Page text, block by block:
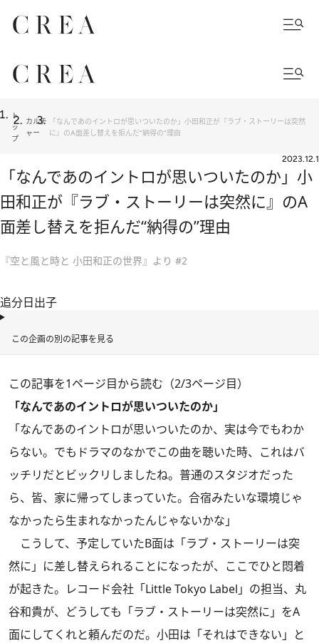
ト
ッ
プ
カルチ
ャー
「なんであのイントロが思いついたのか」小田和正が『ラブ・ストーリーは突然
に』のA面差し替えを拒んだ“納得の”理由
2023.12.1
「なんであのイントロが思いついたのか」小
田和正が『ラブ・ストーリーは突然に』のA
面差し替えを拒んだ“納得の”理由
『空と風と時と 小田和正の世界』より #2
追分日出子
この企画の別の記事を見る
この記事を1ページ目から読む（2/3ページ目）
「なんであのイントロが思いついたのか」
「なんであのイントロが思いついたのか、実は今でもわか
らない。でもドラマのなかでこの曲を聴いた時、これはバ
ッチリだとビックリしましたね。普通のスタジオだった
ら、皆、家に帰ってしまっていた。合宿みたいな環境じゃ
なかったら生まれなかったんじゃないかな」
こうして、予定していたB面は「ラブ・ストーリーは突
然に」に差し替えられることになったが、ここでひと悶着
が起きた。レコード会社「Little Tokyo Label」の担当、丸
谷和貴が、どうしても「ラブ・ストーリーは突然に」をA
面にしてくれと頼んだのだ。小田は「それはできない」と